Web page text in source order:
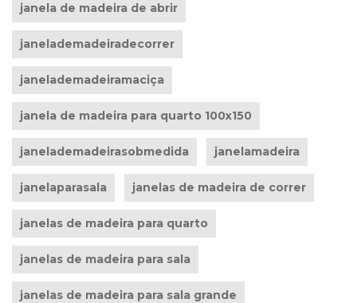
janela de madeira de abrir
janelademadeiradecorrer
janelademadeiramaciça
janela de madeira para quarto 100x150
janelademadeirasobmedida janelamadeira
janelaparasala janelas de madeira de correr
janelas de madeira para quarto
janelas de madeira para sala
janelas de madeira para sala grande